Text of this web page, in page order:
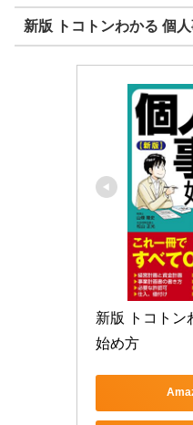
新版 トコトンわかる 個
新版 トコトン
始め方